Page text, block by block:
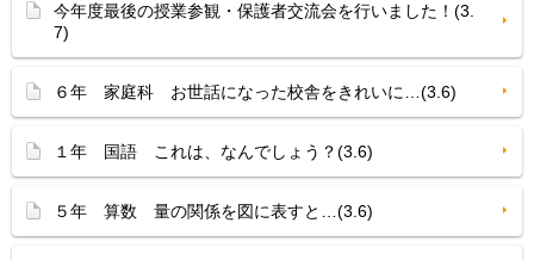
今年度最後の授業参観・保護者交流会を行いました！(3.
7)
６年 家庭科 お世話になった校舎をきれいに…(3.6)
１年 国語 これは、なんでしょう？(3.6)
５年 算数 量の関係を図に表すと…(3.6)